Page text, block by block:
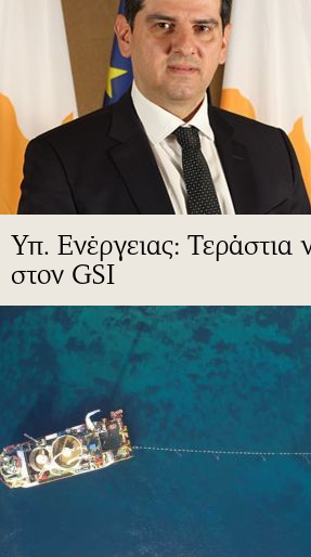
Υπ. Ενέργειας: Τεράστια
στον GSI